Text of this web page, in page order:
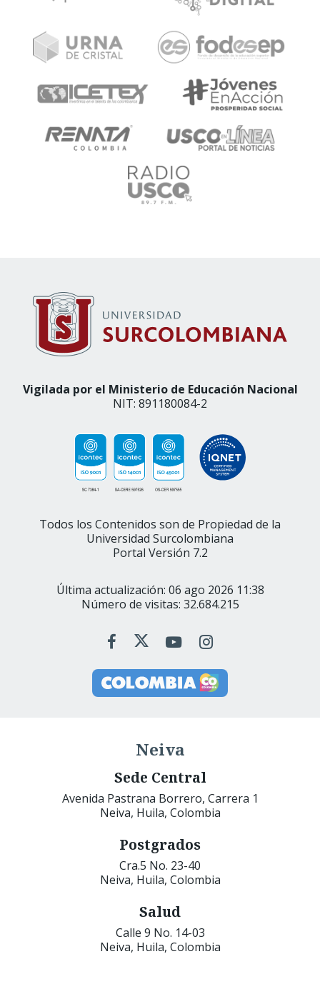
Vigilada por el Ministerio de Educación Nacional
NIT: 891180084-2
Todos los Contenidos son de Propiedad de la
Universidad Surcolombiana
Portal Versión 7.2
Última actualización: 06 ago 2026 11:38
Número de visitas: 32.684.215
Neiva
Sede Central
Avenida Pastrana Borrero, Carrera 1
Neiva, Huila, Colombia
Postgrados
Cra.5 No. 23-40
Neiva, Huila, Colombia
Salud
Calle 9 No. 14-03
Neiva, Huila, Colombia